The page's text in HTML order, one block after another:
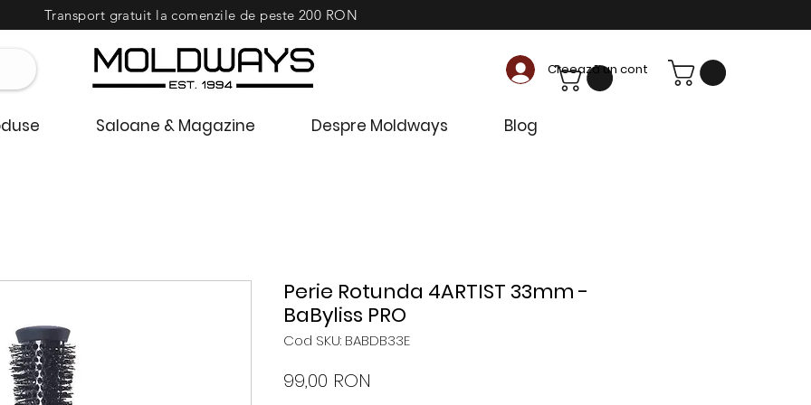
Saloane & Magazine Despre Moldways Blog
Creează un cont
Transport gratuit la comenzile de peste 200 RON
Perie Rotunda 4ARTIST 33mm -
BaByliss PRO
Cod SKU: BABDB33E
99,00 RON